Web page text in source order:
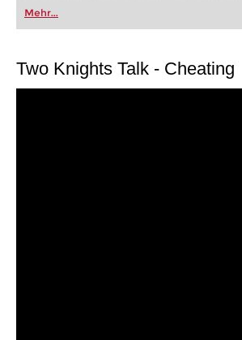
oder bereits auf Turnierniveau spielen: Mit
FRITZ trainieren Sie effizienter, intelligenter und
individueller als je zuvor.
Mehr...
Two Knights Talk - Cheating